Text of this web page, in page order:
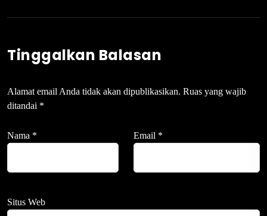
Tinggalkan Balasan
Alamat email Anda tidak akan dipublikasikan. Ruas yang wajib
ditandai *
Nama * Email *
Situs Web